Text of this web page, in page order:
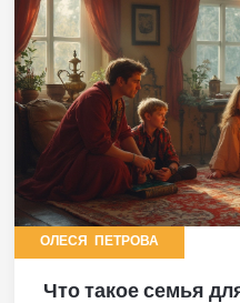
ОЛЕСЯ ПЕТРОВА
Что такое семья